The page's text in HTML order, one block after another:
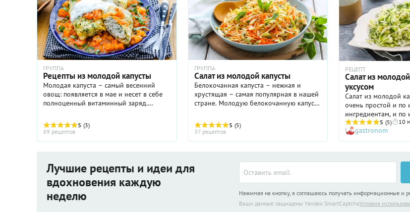
ГРУППА
Рецепты из молодой капусты
Молодая капуста – самый весенний
овощ: появляется в мае и несет в себе
полноценный витаминный заряд.
никотиновая кислота, а так же
клетчатка и микроэлементы – все это ...
5 (3)
89 рецептов
ГРУППА
Салат из молодой капусты
Белокочанная капуста – нежная и
хрустящая – самая популярная в нашей
стране. Молодую белокочанную капусту
Именно для них особенно удачно
подходят ранние сорта капусты – ...
5 (5)
37 рецептов
РЕЦЕПТ
Салат из
уксусом
Салат из молодой
очень простой и по
ингредиентам, и
он поистине
подойдет для самых
вы, например,
Если же вы вполне
себе жареную
свинину,
капусты в качестве
5 (5) 10
gastronom
Лучшие рецепты и идеи для
вдохновения каждую
неделю
Нажимая на кнопку, я соглашаюсь получать информационные и
Ваши данные защищены Yandex SmartCaptchaУсловия